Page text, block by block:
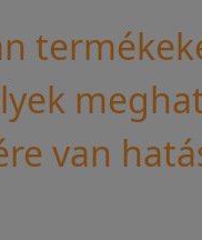
van